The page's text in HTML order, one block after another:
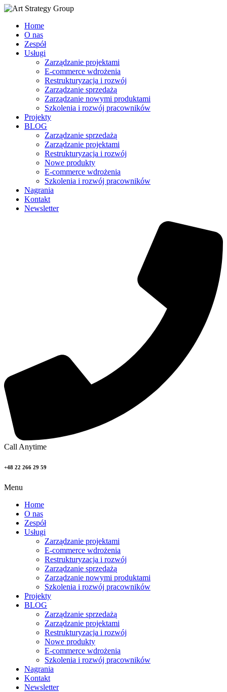
Home
O nas
Zespół
Usługi
Zarządzanie projektami
E-commerce wdrożenia
Restrukturyzacja i rozwój
Zarządzanie sprzedażą
Zarządzanie nowymi produktami
Szkolenia i rozwój pracowników
Projekty
BLOG
Zarządzanie sprzedażą
Zarządzanie projektami
Restrukturyzacja i rozwój
Nowe produkty
E-commerce wdrożenia
Szkolenia i rozwój pracowników
Nagrania
Kontakt
Newsletter
Call Anytime
+48 22 266 29 59
Menu
Home
O nas
Zespół
Usługi
Zarządzanie projektami
E-commerce wdrożenia
Restrukturyzacja i rozwój
Zarządzanie sprzedażą
Zarządzanie nowymi produktami
Szkolenia i rozwój pracowników
Projekty
BLOG
Zarządzanie sprzedażą
Zarządzanie projektami
Restrukturyzacja i rozwój
Nowe produkty
E-commerce wdrożenia
Szkolenia i rozwój pracowników
Nagrania
Kontakt
Newsletter